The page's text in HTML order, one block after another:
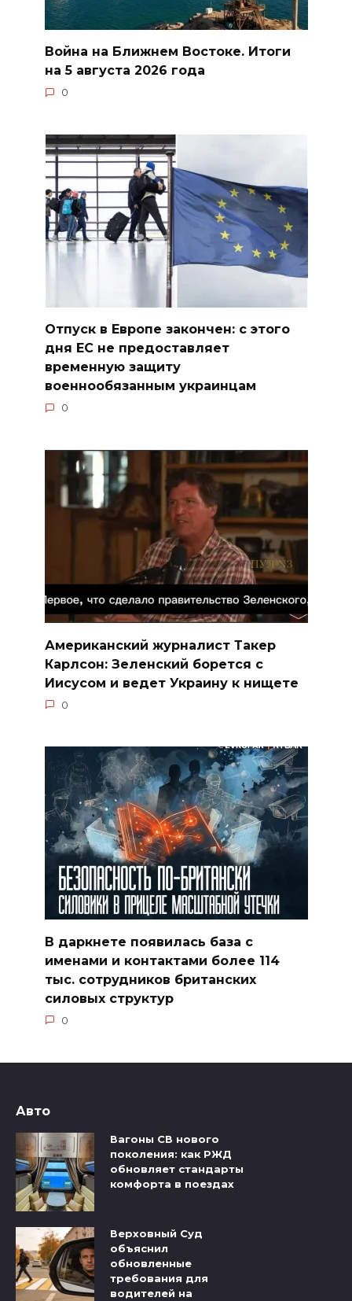
Война на Ближнем Востоке. Итоги
на 5 августа 2026 года
0
Отпуск в Европе закончен: с этого
дня ЕС не предоставляет
временную защиту
военнообязанным украинцам
0
Американский журналист Такер
Карлсон: Зеленский борется с
Иисусом и ведет Украину к нищете
0
В даркнете появилась база с
именами и контактами более 114
тыс. сотрудников британских
силовых структур
0
Авто
Вагоны СВ нового
поколения: как РЖД
обновляет стандарты
комфорта в поездах
Верховный Суд
объяснил
обновленные
требования для
водителей на